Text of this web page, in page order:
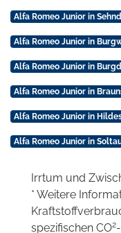
Alfa Romeo Junior in
Alfa Romeo Junior in
Alfa Romeo Junior in
Alfa Romeo Junior in
Alfa Romeo Junior in
Alfa Romeo Junior in
Irrtum und
* Weitere
spezifischen CO2